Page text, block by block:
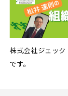
株式会社ジェッ
です。